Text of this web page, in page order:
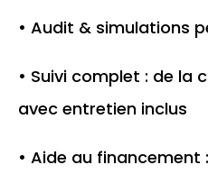
• Audit & simulations
• Suivi complet : de la
avec entretien inclus
• Aide au financement